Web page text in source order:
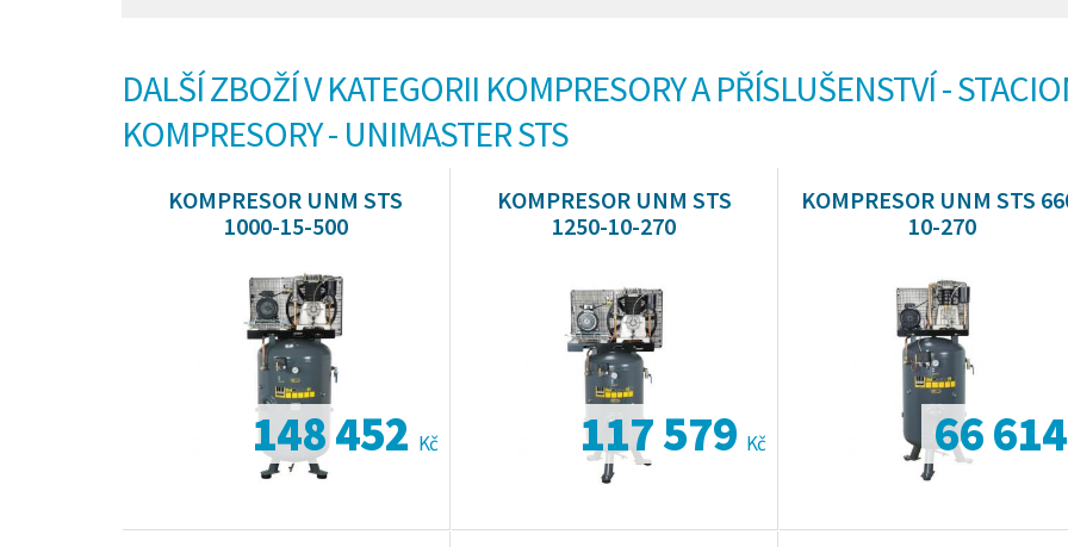
DALŠÍ ZBOŽÍ V KATEGORII KOMPRESORY A PŘÍSLUŠENSTVÍ -
KOMPRESORY - UNIMASTER STS
KOMPRESOR UNM STS
1000-15-500
148 452 Kč
KOMPRESOR UNM STS
1250-10-270
117 579 Kč
KOMPRESOR UNM STS
10-270
66